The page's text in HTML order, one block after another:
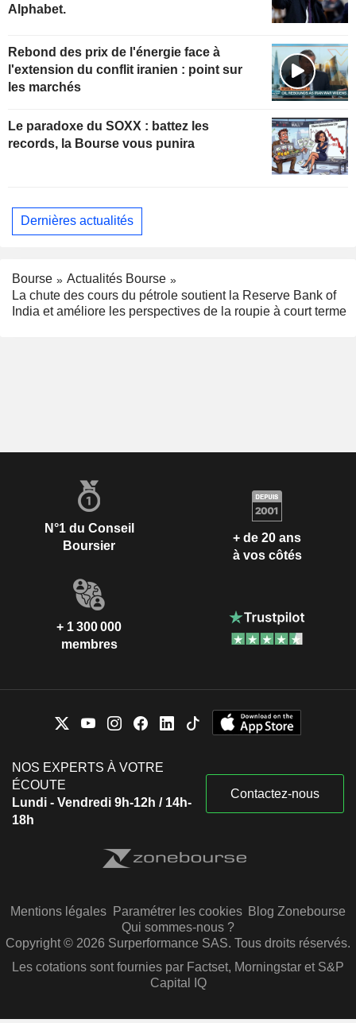
Alphabet.
Rebond des prix de l'énergie face à
l'extension du conflit iranien : point sur
les marchés
Le paradoxe du SOXX : battez les
records, la Bourse vous punira
Dernières actualités
Bourse
Actualités Bourse
La chute des cours du pétrole soutient la Reserve Bank of
India et améliore les perspectives de la roupie à court terme
N°1 du Conseil
Boursier
+ de 20 ans
à vos côtés
+ 1 300 000
membres
NOS EXPERTS À VOTRE
ÉCOUTE
Lundi - Vendredi 9h-12h / 14h-
18h
Contactez-nous
Mentions légales Paramétrer les cookies Blog Zonebourse
Qui sommes-nous ?
Copyright © 2026 Surperformance SAS. Tous droits réservés.
Les cotations sont fournies par Factset, Morningstar et S&P
Capital IQ